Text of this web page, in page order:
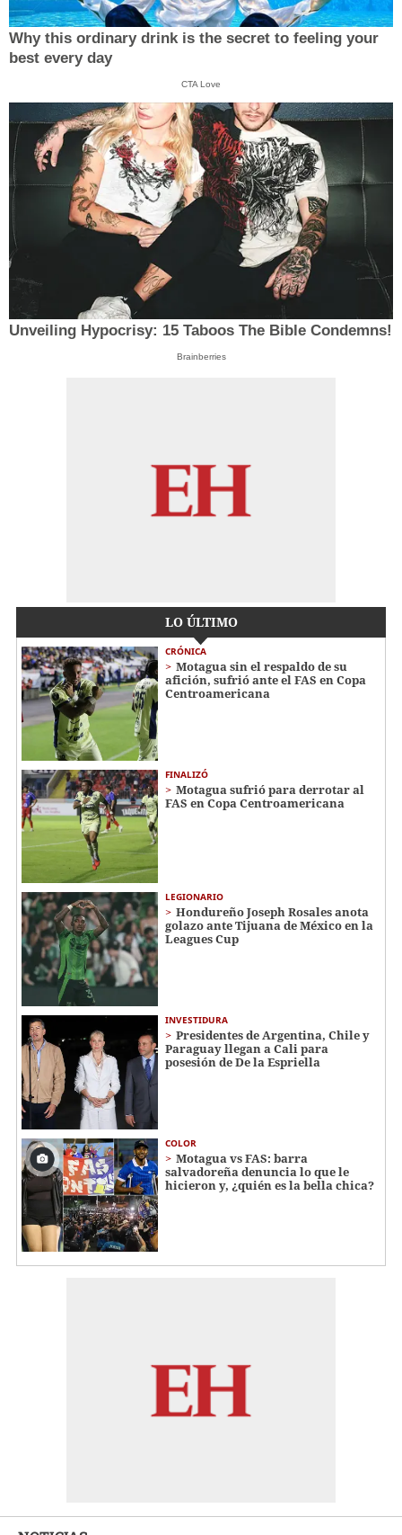
Why this ordinary drink is the secret to feeling your
best every day
CTA Love
Unveiling Hypocrisy: 15 Taboos The Bible Condemns!
Brainberries
LO ÚLTIMO
CRÓNICA
Motagua sin el respaldo de su
afición, sufrió ante el FAS en Copa
Centroamericana
FINALIZÓ
Motagua sufrió para derrotar al
FAS en Copa Centroamericana
LEGIONARIO
Hondureño Joseph Rosales anota
golazo ante Tijuana de México en la
Leagues Cup
INVESTIDURA
Presidentes de Argentina, Chile y
Paraguay llegan a Cali para
posesión de De la Espriella
COLOR
Motagua vs FAS: barra
salvadoreña denuncia lo que le
hicieron y, ¿quién es la bella chica?